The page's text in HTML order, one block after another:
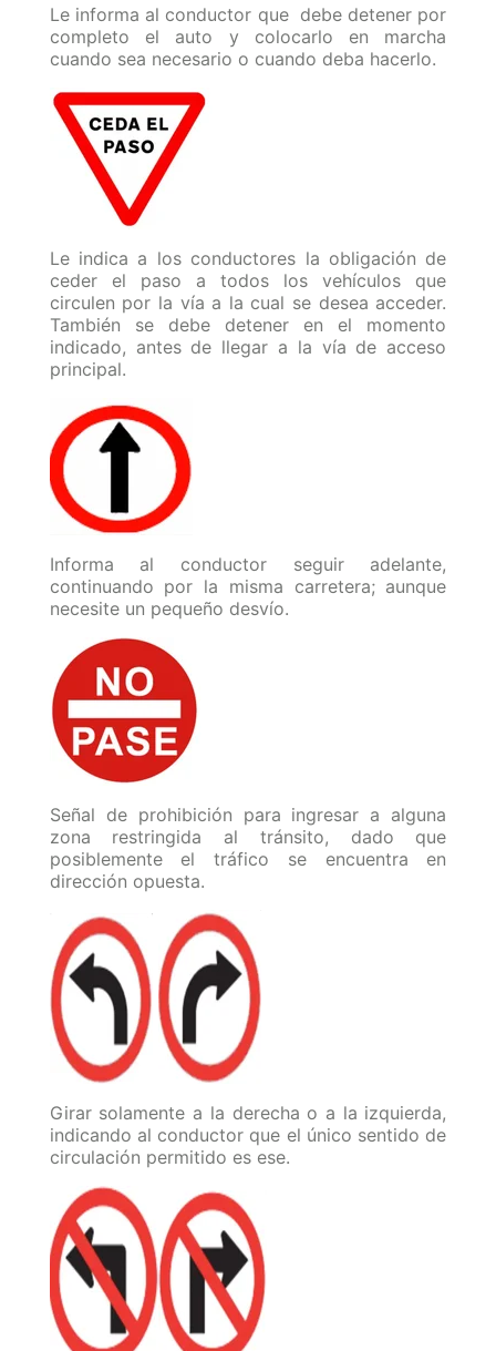
Le informa al conductor que debe detener por
completo el auto y colocarlo en marcha
cuando sea necesario o cuando deba hacerlo.
Le indica a los conductores la obligación de
ceder el paso a todos los vehículos que
circulen por la vía a la cual se desea acceder.
También se debe detener en el momento
indicado, antes de llegar a la vía de acceso
principal.
Informa al conductor seguir adelante,
continuando por la misma carretera; aunque
necesite un pequeño desvío.
Señal de prohibición para ingresar a alguna
zona restringida al tránsito, dado que
posiblemente el tráfico se encuentra en
dirección opuesta.
Girar solamente a la derecha o a la izquierda,
indicando al conductor que el único sentido de
circulación permitido es ese.